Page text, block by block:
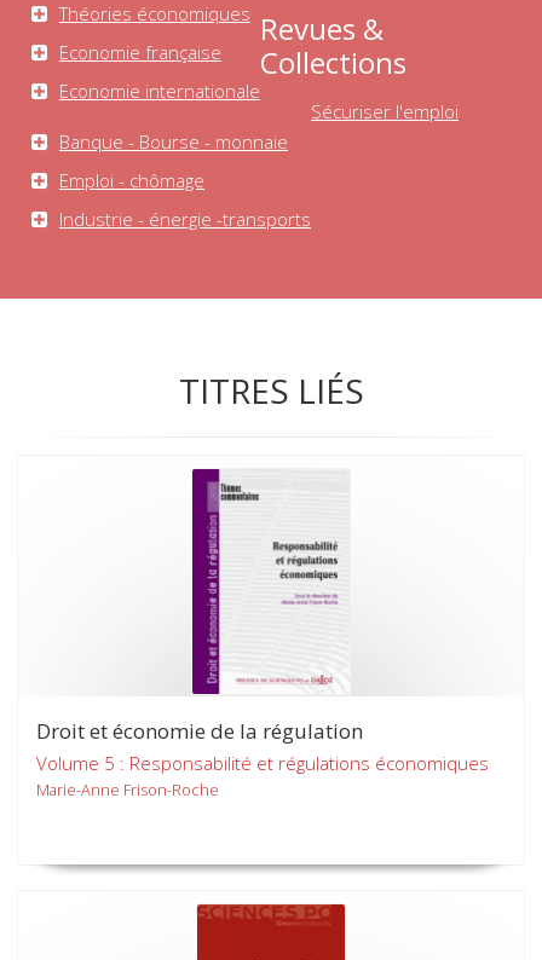
Théories économiques
Economie française
Economie internationale
Banque - Bourse - monnaie
Emploi - chômage
Industrie - énergie -transports
Revues &
Collections
Sécuriser l'emploi
TITRES LIÉS
Droit et économie de la régulation
Volume 5 : Responsabilité et régulations économiques
Marie-Anne Frison-Roche